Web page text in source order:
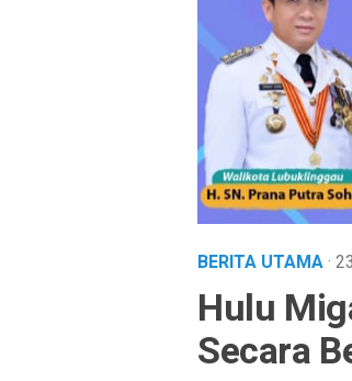
BERITA UTAMA·
Hulu
Secara